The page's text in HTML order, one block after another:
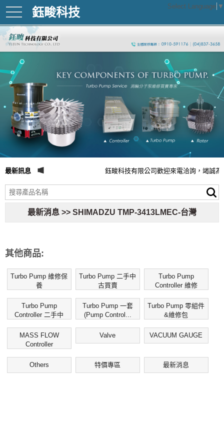
鈺畯科技
toggle
navigation
Select Language ▼
最新訊息 鈺畯科技有限公司歡迎來電洽詢，竭誠為
最新消息 >> SHIMADZU TMP-3413LMEC-台灣
其他商品:
Turbo Pump 維修保
養
Turbo Pump 二手中
古買賣
Turbo Pump
Controller 維修
Turbo Pump
Controller 二手中
Turbo Pump 一套
(Pump Control...
Turbo Pump 零組件
&維修包
MASS FLOW
Controller
Valve VACUUM GAUGE
Others 特價專區 最新消息